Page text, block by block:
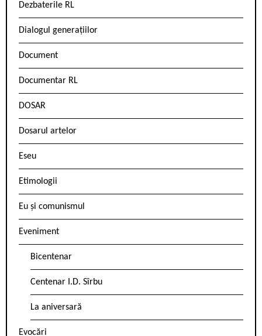
Dezbaterile RL
Dialogul generațiilor
Document
Documentar RL
DOSAR
Dosarul artelor
Eseu
Etimologii
Eu și comunismul
Eveniment
Bicentenar
Centenar I.D. Sîrbu
La aniversară
Evocări